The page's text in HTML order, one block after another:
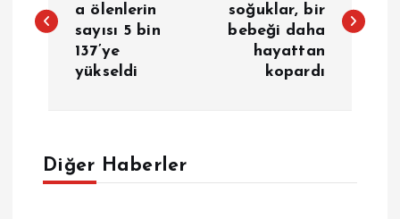
z
e
a ölenlerin
sayısı 5 bin
137’ye
yükseldi
soğuklar, bir
bebeği daha
hayattan
kopardı
Diğer Haberler